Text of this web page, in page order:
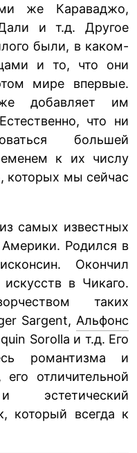
же Караваджо,
и т.д. Другое
были, в каком-
и то, что они
мире впервые.
добавляет им
что ни
большей
к их числу
которых мы сейчас
самых известных
Родился в
Окончил
в Чикаго.
таких
Sargent, Альфонс
Sorolla и т.д. Его
романтизма и
отличительной
который всегда к